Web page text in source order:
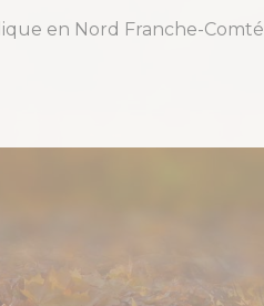
en Nord Franche-Comté